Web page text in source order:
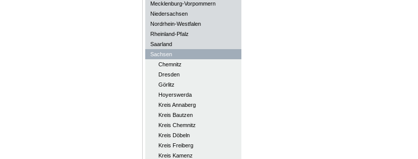
Mecklenburg-Vorpommern
Niedersachsen
Nordrhein-Westfalen
Rheinland-Pfalz
Saarland
Sachsen
Chemnitz
Dresden
Görlitz
Hoyerswerda
Kreis Annaberg
Kreis Bautzen
Kreis Chemnitz
Kreis Döbeln
Kreis Freiberg
Kreis Kamenz